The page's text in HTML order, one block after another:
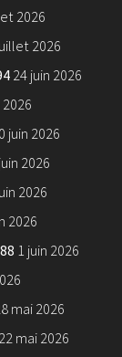
2026
2026
24 juin 2026
2026
juin 2026
2026
2026
2026
1 juin 2026
mai 2026
22 mai 2026